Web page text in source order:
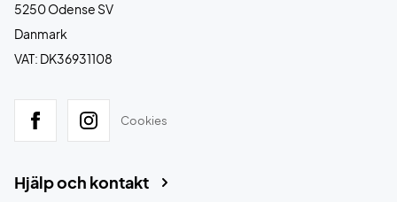
5250 Odense SV
Danmark
VAT: DK36931108
Cookies
Hjälp och kontakt